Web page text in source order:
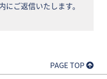
にご返信いたします。
PAGE TOP